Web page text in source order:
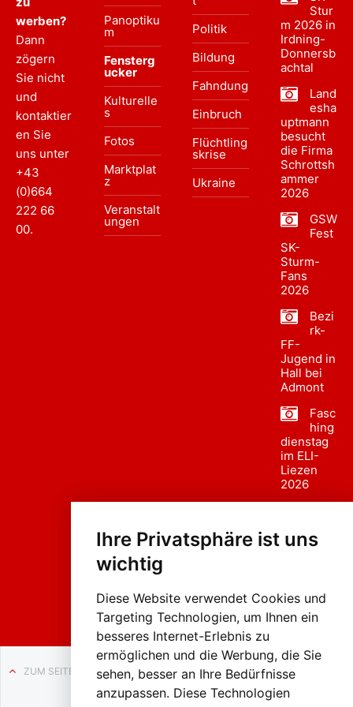
Ihre Privatsphäre ist uns
wichtig
Diese Website verwendet Cookies und
Targeting Technologien, um Ihnen ein
besseres Internet-Erlebnis zu
ermöglichen und die Werbung, die Sie
sehen, besser an Ihre Bedürfnisse
anzupassen. Diese Technologien
werben?
Dann
zögern
Sie nicht
und
kontaktier
en Sie
uns unter
+43
(0)664
222 66
00.
Panoptiku
m
Fensterg
ucker
Kulturelle
s
Fotos
Marktplat
z
Veranstalt
ungen
Politik
Bildung
Fahndung
Einbruch
Flüchtling
skrise
Ukraine
Stur
m 2026 in
Irdning-
Donnersb
achtal
Land
esha
uptmann
besucht
die Firma
Schrottsh
ammer
2026
GSW
Fest
SK-
Sturm-
Fans
2026
Bezi
rk-
FF-
Jugend in
Hall bei
Admont
Fasc
hing
dienstag
im ELI-
Liezen
2026
sumzug
Liezen
ZUM SEITENANFANG
Auf BLO24.at werben?